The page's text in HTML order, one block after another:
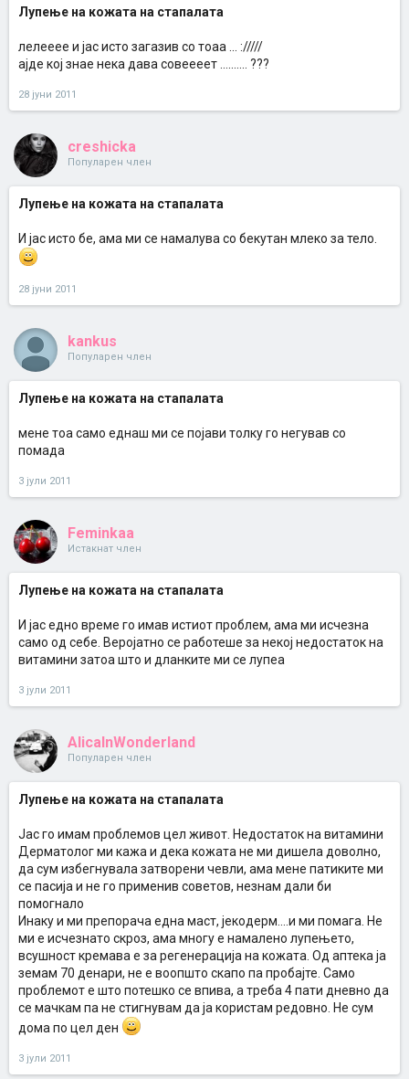
Лупење на кожата на стапалата
лелееее и јас исто загазив со тоаа ... ://///
ајде кој знае нека дава совеееет .......... ???
28 јуни 2011
creshicka
Популарен член
Лупење на кожата на стапалата
И јас исто бе, ама ми се намалува со бекутан млеко за тело.
28 јуни 2011
kankus
Популарен член
Лупење на кожата на стапалата
мене тоа само еднаш ми се појави толку го негував со
помада
3 јули 2011
Feminkaa
Истакнат член
Лупење на кожата на стапалата
И јас едно време го имав истиот проблем, ама ми исчезна
само од себе. Веројатно се работеше за некој недостаток на
витамини затоа што и дланките ми се лупеа
3 јули 2011
AlicaInWonderland
Популарен член
Лупење на кожата на стапалата
Јас го имам проблемов цел живот. Недостаток на витамини
Дерматолог ми кажа и дека кожата не ми дишела доволно,
да сум избегнувала затворени чевли, ама мене патиките ми
се пасија и не го применив советов, незнам дали би
помогнало
Инаку и ми препорача една маст, јекодерм....и ми помага. Не
ми е исчезнато скроз, ама многу е намалено лупењето,
всушност кремава е за регенерација на кожата. Од аптека ја
земам 70 денари, не е воопшто скапо па пробајте. Само
проблемот е што потешко се впива, а треба 4 пати дневно да
се мачкам па не стигнувам да ја користам редовно. Не сум
дома по цел ден
3 јули 2011